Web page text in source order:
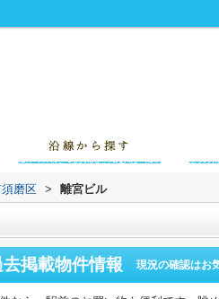
磨区 > 離宮ビル
掲載物件情報 現況の確認はお